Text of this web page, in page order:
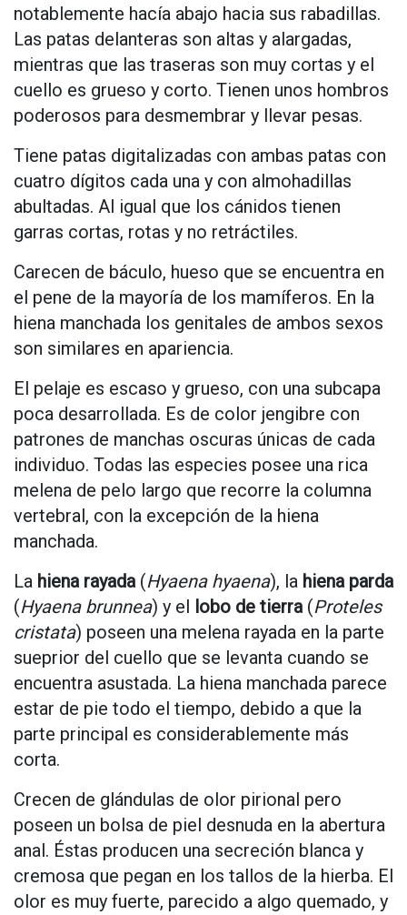
notablemente hacía abajo hacia sus rabadillas.
Las patas delanteras son altas y alargadas,
mientras que las traseras son muy cortas y el
cuello es grueso y corto. Tienen unos hombros
poderosos para desmembrar y llevar pesas.
Tiene patas digitalizadas con ambas patas con
cuatro dígitos cada una y con almohadillas
abultadas. Al igual que los cánidos tienen
garras cortas, rotas y no retráctiles.
Carecen de báculo, hueso que se encuentra en
el pene de la mayoría de los mamíferos. En la
hiena manchada los genitales de ambos sexos
son similares en apariencia.
El pelaje es escaso y grueso, con una subcapa
poca desarrollada. Es de color jengibre con
patrones de manchas oscuras únicas de cada
individuo. Todas las especies posee una rica
melena de pelo largo que recorre la columna
vertebral, con la excepción de la hiena
manchada.
La hiena rayada(Hyaena hyaena), la hiena parda
(Hyaena brunnea) y el lobo de tierra(Proteles
cristata) poseen una melena rayada en la parte
sueprior del cuello que se levanta cuando se
encuentra asustada. La hiena manchada parece
estar de pie todo el tiempo, debido a que la
parte principal es considerablemente más
corta.
Crecen de glándulas de olor pirional pero
poseen un bolsa de piel desnuda en la abertura
anal. Éstas producen una secreción blanca y
cremosa que pegan en los tallos de la hierba. El
olor es muy fuerte, parecido a algo quemado, y